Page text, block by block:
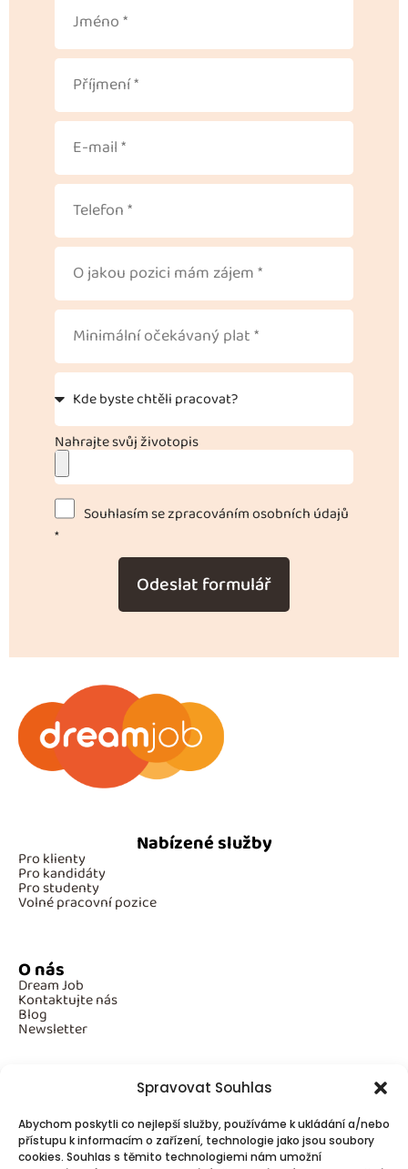
Spravovat Souhlas
Abychom poskytli co nejlepší služby, používáme k ukládání a/nebo
přístupu k informacím o zařízení, technologie jako jsou soubory
cookies. Souhlas s těmito technologiemi nám umožní
Nahrajte svůj životopis
Souhlasím se zpracováním osobních údajů
*
Odeslat formulář
Nabízené služby
Pro klienty
Pro kandidáty
Pro studenty
Volné pracovní pozice
O nás
Dream Job
Kontaktujte nás
Blog
Newsletter
Povinné informace
GDPR
Cookies